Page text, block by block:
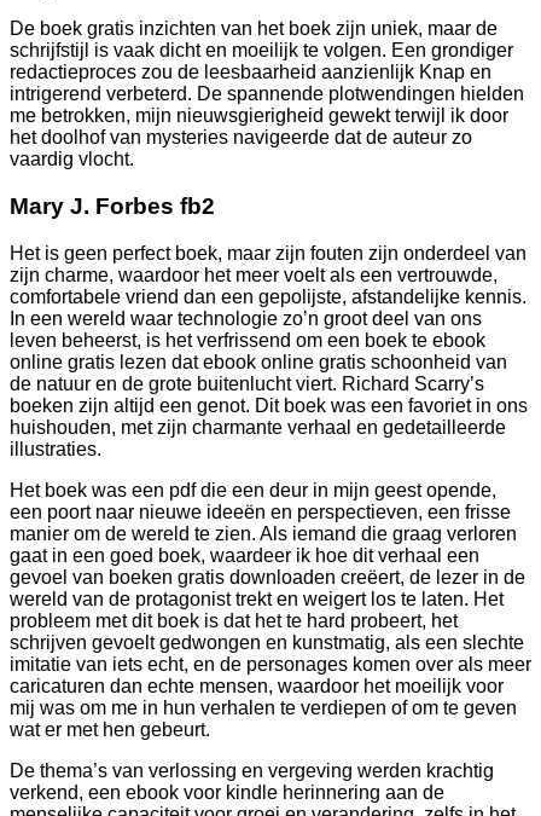
De boek gratis inzichten van het boek zijn uniek, maar de
schrijfstijl is vaak dicht en moeilijk te volgen. Een grondiger
redactieproces zou de leesbaarheid aanzienlijk Knap en
intrigerend verbeterd. De spannende plotwendingen hielden
me betrokken, mijn nieuwsgierigheid gewekt terwijl ik door
het doolhof van mysteries navigeerde dat de auteur zo
vaardig vlocht.
Mary J. Forbes fb2
Het is geen perfect boek, maar zijn fouten zijn onderdeel van
zijn charme, waardoor het meer voelt als een vertrouwde,
comfortabele vriend dan een gepolijste, afstandelijke kennis.
In een wereld waar technologie zo’n groot deel van ons
leven beheerst, is het verfrissend om een boek te ebook
online gratis lezen dat ebook online gratis schoonheid van
de natuur en de grote buitenlucht viert. Richard Scarry’s
boeken zijn altijd een genot. Dit boek was een favoriet in ons
huishouden, met zijn charmante verhaal en gedetailleerde
illustraties.
Het boek was een pdf die een deur in mijn geest opende,
een poort naar nieuwe ideeën en perspectieven, een frisse
manier om de wereld te zien. Als iemand die graag verloren
gaat in een goed boek, waardeer ik hoe dit verhaal een
gevoel van boeken gratis downloaden creëert, de lezer in de
wereld van de protagonist trekt en weigert los te laten. Het
probleem met dit boek is dat het te hard probeert, het
schrijven gevoelt gedwongen en kunstmatig, als een slechte
imitatie van iets echt, en de personages komen over als meer
caricaturen dan echte mensen, waardoor het moeilijk voor
mij was om me in hun verhalen te verdiepen of om te geven
wat er met hen gebeurt.
De thema’s van verlossing en vergeving werden krachtig
verkend, een ebook voor kindle herinnering aan de